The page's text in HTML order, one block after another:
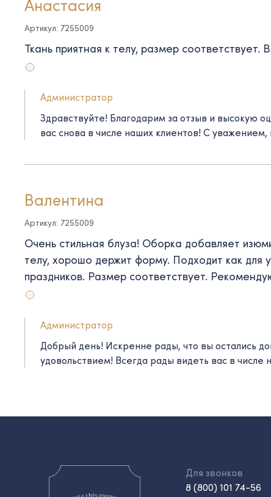
Анастасия
Артикул: 7255009
Ткань приятная к телу, размер соответствует.
Администратор
Здравствуйте! Благодарим за отзыв и высокую
вас снова в числе наших клиентов! С
Валентина
Артикул: 7255009
Очень стильная блуза! Оборка добавляет
телу, хорошо держит форму. Подходит как для
праздников. Размер соответствует.
Администратор
Добрый день! Искренне рады, что вы остались
удовольствием! Всегда рады видеть вас в
Для звонков
8 (800) 101 74-56